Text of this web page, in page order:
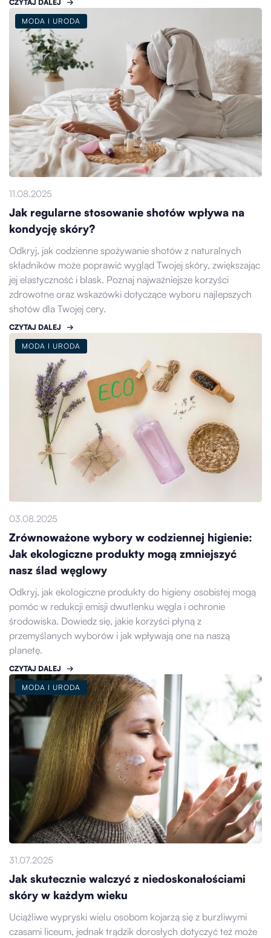
CZYTAJ DALEJ
MODA I URODA
11.08.2025
Jak regularne stosowanie shotów wpływa na
kondycję skóry?
Odkryj, jak codzienne spożywanie shotów z naturalnych
składników może poprawić wygląd Twojej skóry, zwiększając
jej elastyczność i blask. Poznaj najważniejsze korzyści
zdrowotne oraz wskazówki dotyczące wyboru najlepszych
shotów dla Twojej cery.
CZYTAJ DALEJ
MODA I URODA
03.08.2025
Zrównoważone wybory w codziennej higienie:
Jak ekologiczne produkty mogą zmniejszyć
nasz ślad węglowy
Odkryj, jak ekologiczne produkty do higieny osobistej mogą
pomóc w redukcji emisji dwutlenku węgla i ochronie
środowiska. Dowiedz się, jakie korzyści płyną z
przemyślanych wyborów i jak wpływają one na naszą
planetę.
CZYTAJ DALEJ
MODA I URODA
31.07.2025
Jak skutecznie walczyć z niedoskonałościami
skóry w każdym wieku
Uciążliwe wypryski wielu osobom kojarzą się z burzliwymi
czasami liceum, jednak trądzik dorosłych dotyczyć też może